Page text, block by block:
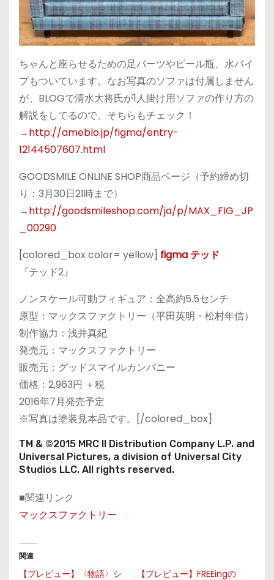
ちゃんと座らせるための足パーツやビール瓶、水パイ
プもついています。なお写真のソファは付属しません
が、BLOGで清水大将氏が1人掛け用ソファの作り方の
解説をしてるので、そちらもチェック！
→http://ameblo.jp/figma/entry-
12144507607.html
GOODSMILE ONLINE SHOP商品ページ（予約締め切
り：3月30日21時まで）
→http://goodsmileshop.com/ja/p/MAX_FIG_JP
_00290
[colored_box color= yellow] figma テッド
『テッド2』
ノンスケール可動フィギュア：全高約5.5センチ
原型：マックスファクトリー（平田英明・松村年信）
制作協力：浅井真紀
発売元：マックスファクトリー
販売元：グッドスマイルカンパニー
価格：2,963円 ＋税
2016年7月発売予定
※写真は塗装見本品です。[/colored_box]
TM & ©2015 MRC ll Distribution Company L.P. and
Universal Pictures, a division of Universal City
Studios LLC. All rights reserved.
■関連リンク
マックスファクトリー
関連
【プレビュー】〈物語〉シ 【プレビュー】FREEingの